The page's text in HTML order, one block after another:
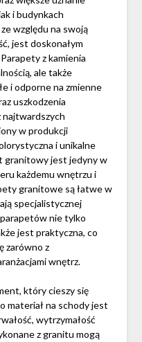
i budynkach
względu na swoją
jest doskonałym
z kamienia
ale także
i odporne na zmienne
uszkodzenia
najtwardszych
w produkcji
i unikalne
granitowy jest jedyny w
każdemu wnętrzu i
granitowe są łatwe w
specjalistycznej
nie tylko
jest praktyczna, co
zarówno z
wnętrz.
który cieszy się
materiał na schody jest
wytrzymałość
z granitu mogą